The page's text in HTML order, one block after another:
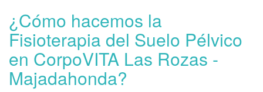
¿Cómo hacemos la
Fisioterapia del Suelo Pélvico
en CorpoVITA Las Rozas -
Majadahonda?